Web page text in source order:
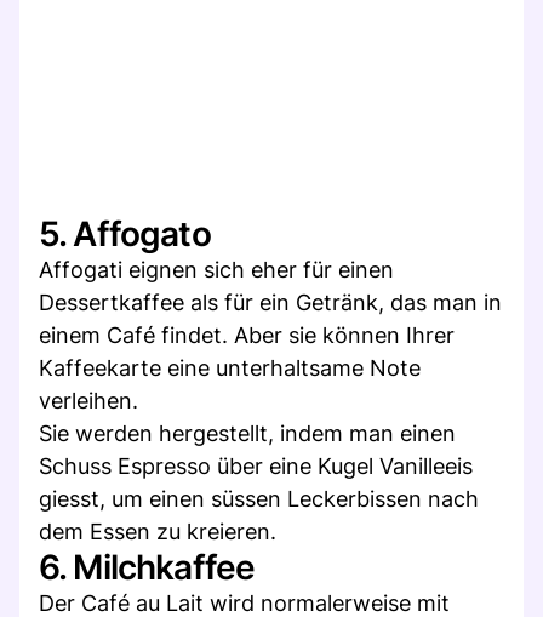
5. Affogato
Affogati eignen sich eher für einen
Dessertkaffee als für ein Getränk, das man in
einem Café findet. Aber sie können Ihrer
Kaffeekarte eine unterhaltsame Note
verleihen.
Sie werden hergestellt, indem man einen
Schuss Espresso über eine Kugel Vanilleeis
giesst, um einen süssen Leckerbissen nach
dem Essen zu kreieren.
6. Milchkaffee
Der Café au Lait wird normalerweise mit